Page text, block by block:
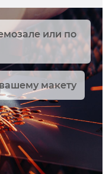
или по
макету